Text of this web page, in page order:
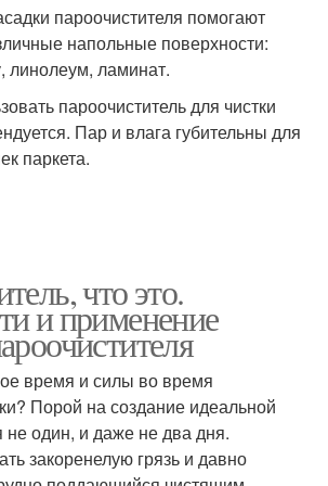
пароочистителя помогают
напольные поверхности:
линолеум, ламинат.
пароочиститель для чистки
Пар и влага губительны для
паркета.
что это.
и применение
время и силы во время
Порой на создание идеальной
не один, и даже не два дня.
закоренелую грязь и давно